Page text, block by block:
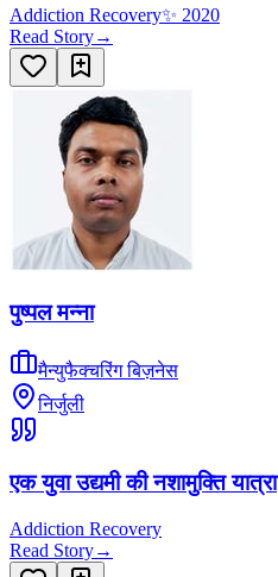
Addiction Recovery✨ 2020
Read Story→
पुष्पल मन्ना
मैन्युफैक्चरिंग बिज़नेस
निर्जुली
एक युवा उद्यमी की नशामुक्ति यात्रा
Addiction Recovery
Read Story→